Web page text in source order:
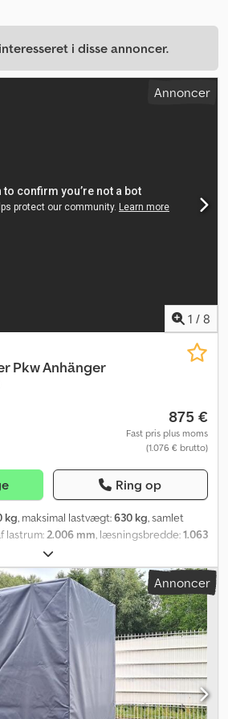
i disse annoncer.
Annoncer
1 / 8
Pkw Anhänger
875 €
Fast pris plus moms
(1.076 € brutto)
Ring op
kg, maksimal lastvægt:630 kg, samlet
lastrum: 2.006 mm , læsningsbredde:1.063
, Produktionsår:
TIL TYSKLAND, ØSTRIG, FRANKRIG,
BELGIEN, TJEKKIET, DANMARK OG
Ubremsede tiptrailer Garden Trailer
støttehjul, høj presenning og høj
[tilladt totalvægt op til 750 kg].
106 cm. Vi udarbejder alle nødvendige
registrering: faktura, EU-
registreringsattest, garantibog (2
Tekniske data for biltraileren
Annoncer